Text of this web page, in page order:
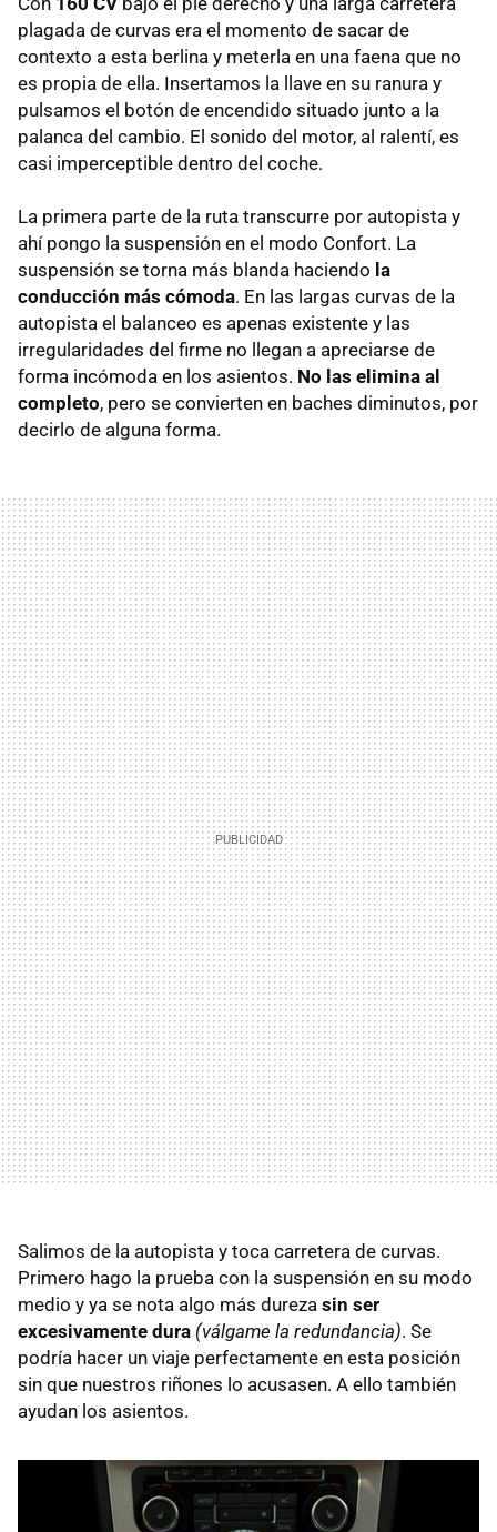
plagada de curvas era el momento de sacar de
contexto a esta berlina y meterla en una faena que no
es propia de ella. Insertamos la llave en su ranura y
pulsamos el botón de encendido situado junto a la
palanca del cambio. El sonido del motor, al ralentí, es
casi imperceptible dentro del coche.
La primera parte de la ruta transcurre por autopista y
ahí pongo la suspensión en el modo Confort. La
suspensión se torna más blanda haciendo la
conducción más cómoda. En las largas curvas de la
autopista el balanceo es apenas existente y las
irregularidades del firme no llegan a apreciarse de
forma incómoda en los asientos. No las elimina al
completo, pero se convierten en baches diminutos, por
decirlo de alguna forma.
Salimos de la autopista y toca carretera de curvas.
Primero hago la prueba con la suspensión en su modo
medio y ya se nota algo más dureza sin ser
excesivamente dura (válgame la redundancia). Se
podría hacer un viaje perfectamente en esta posición
sin que nuestros riñones lo acusasen. A ello también
ayudan los asientos.